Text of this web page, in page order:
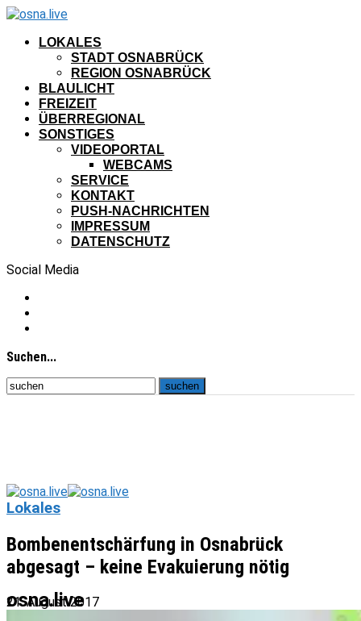
LOKALES
STADT OSNABRÜCK
REGION OSNABRÜCK
BLAULICHT
FREIZEIT
ÜBERREGIONAL
SONSTIGES
VIDEOPORTAL
WEBCAMS
SERVICE
KONTAKT
PUSH-NACHRICHTEN
IMPRESSUM
DATENSCHUTZ
Social Media
Suchen...
osna.live
Lokales
Bombenentschärfung in Osnabrück
abgesagt – keine Evakuierung nötig
21. August 2017